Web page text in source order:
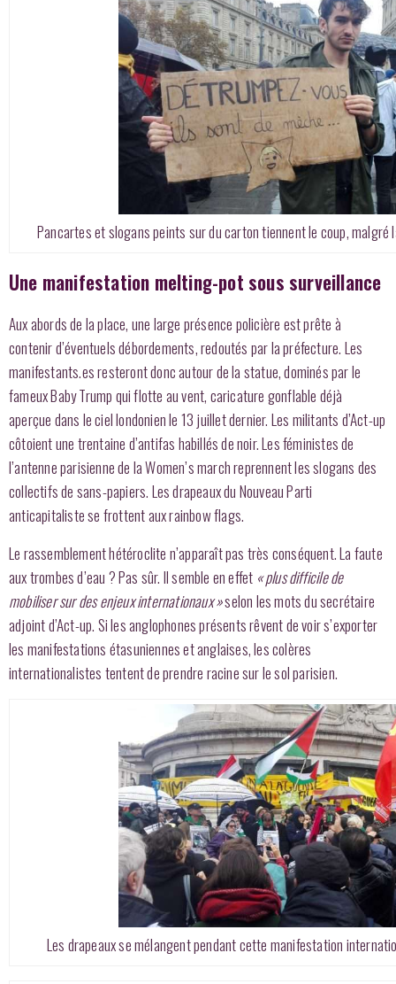
Pancartes et slogans peints sur du carton tiennent le coup, malgré
Une manifestation melting-pot sous surveillance
Aux abords de la place, une large présence policière est prête à
contenir d’éventuels débordements, redoutés par la préfecture. Les
manifestants.es resteront donc autour de la statue, dominés par le
fameux Baby Trump qui flotte au vent, caricature gonflable déjà
aperçue dans le ciel londonien le 13 juillet dernier. Les militants d’Act-up
côtoient une trentaine d’antifas habillés de noir. Les féministes de
l’antenne parisienne de la Women’s march reprennent les slogans des
collectifs de sans-papiers. Les drapeaux du Nouveau Parti
anticapitaliste se frottent aux rainbow flags.
Le rassemblement hétéroclite n’apparaît pas très conséquent. La faute
aux trombes d’eau ? Pas sûr. Il semble en effet « plus difficile de
mobiliser sur des enjeux internationaux »selon les mots du secrétaire
adjoint d’Act-up. Si les anglophones présents rêvent de voir s’exporter
les manifestations étasuniennes et anglaises, les colères
internationalistes tentent de prendre racine sur le sol parisien.
Les drapeaux se mélangent pendant cette manifestation